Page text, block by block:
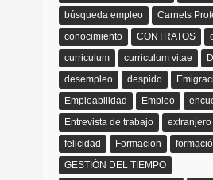
búsqueda empleo
Carnets
conocimiento
CONTRATOS
curriculum
curriculum vitae
desempleo
despido
Empleabilidad
Empleo
Entrevista de trabajo
extranjero
felicidad
Formacion
GESTIÓN DEL TIEMPO